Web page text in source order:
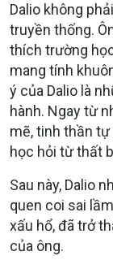
Dalio không
truyền thống.
thích trường
mang tính
ý của Dalio là
hành. Ngay từ
mẽ, tinh thần
học hỏi từ thất
Sau này, Dalio
quen coi sai
xấu hổ, đã trở
của ông.